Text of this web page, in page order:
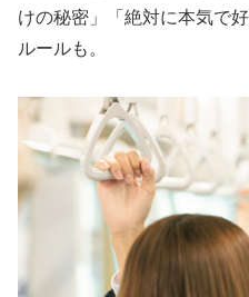
けの秘密」「絶対に本気で
ルールも。